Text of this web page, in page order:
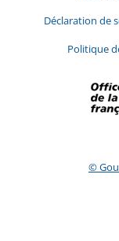
Déclaration de
Politique
©